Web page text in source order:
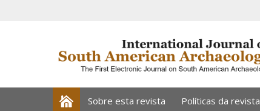
Sobre esta revista Políticas da revista